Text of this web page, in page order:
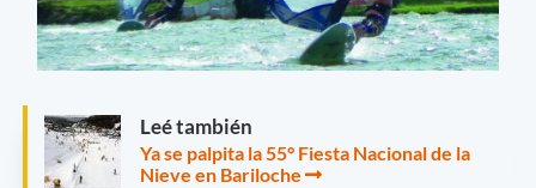
Leé también
Ya se palpita la 55° Fiesta Nacional de la
Nieve en Bariloche